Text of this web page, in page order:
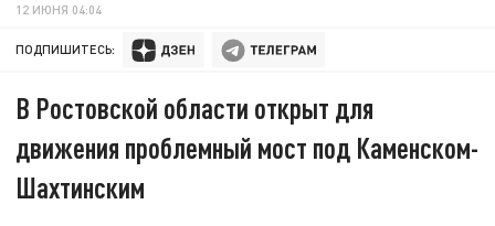
12 ИЮНЯ 04:04
ПОДПИШИТЕСЬ:
В Ростовской области открыт для
движения проблемный мост под Каменском-
Шахтинским